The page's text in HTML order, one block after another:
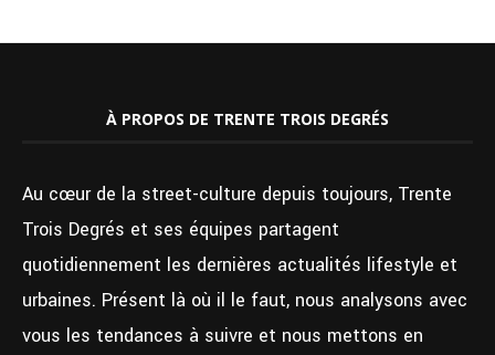
À PROPOS DE TRENTE TROIS DEGRÉS
Au cœur de la street-culture depuis toujours, Trente
Trois Degrés et ses équipes partagent
quotidiennement les dernières actualités lifestyle et
urbaines. Présent là où il le faut, nous analysons avec
vous les tendances à suivre et nous mettons en